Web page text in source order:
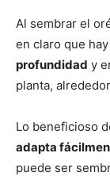
Al sembrar el
en claro que
profundidad y
planta,
Lo beneficioso
adapta
puede ser